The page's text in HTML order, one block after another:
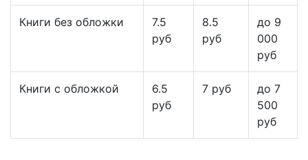
Книги без обложки
7.5
руб
8.5
руб
до 9
000
руб
Книги с обложкой
6.5
руб
7 руб
до 7
500
руб